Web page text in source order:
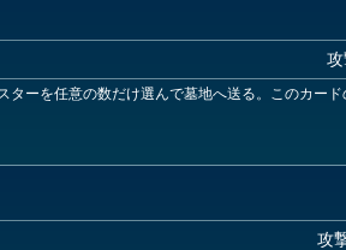
ーを任意の数だけ選んで墓地へ送る。このカー
攻